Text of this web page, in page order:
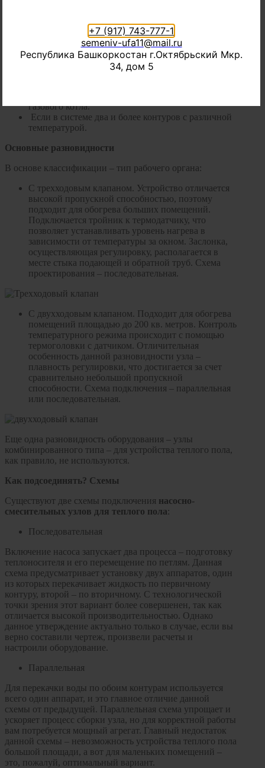
Три случая, когда монтаж насосно-смесительного узла
необходим:
Теплый пол подключается к системе центрального
газового котла.
Если в системе два и более контуров с различной
температурой.
Основные разновидности
В основе классификации – тип рабочего органа:
С трехходовым клапаном. Устройство отличается
высокой пропускной способностью, поэтому
подходит для обогрева больших помещений.
Подключается тройник к термодатчику, что
позволяет устанавливать уровень нагрева в
зависимости от температуры за окном. Заслонка,
осуществляющая регулировку, располагается в
месте стыка подающей и обратной труб. Схема
проектирования – последовательная.
С двухходовым клапаном. Подходит для обогрева
помещений площадью до 200 кв. метров. Контроль
температурного режима происходит с помощью
термоголовки с датчиком. Отличительная
особенность данной разновидности узла –
плавность регулировки, что достигается за счет
сравнительно небольшой пропускной
способности. Схема подключения – параллельная
или последовательная.
Еще одна разновидность оборудования – узлы
комбинированного типа – для устройства теплого пола,
как правило, не используются.
Как подсоединять? Схемы
Существуют две схемы подключения насосно-
смесительных узлов для теплого пола:
Последовательная
Включение насоса запускает два процесса – подготовку
теплоносителя и его перемещение по петлям. Данная
схема предусматривает установку двух аппаратов, один
из которых перекачивает жидкость по первичному
контуру, второй – по вторичному. С технологической
точки зрения этот вариант более совершенен, так как
отличается высокой производительностью. Однако
данное утверждение актуально только в случае, если вы
верно составили чертеж, произвели расчеты и
настроили оборудование.
Параллельная
Для перекачки воды по обоим контурам используется
всего один аппарат, и это главное отличие данной
схемы от предыдущей. Параллельная схема упрощает и
ускоряет процесс сборки узла, но для корректной работы
вам потребуется мощный агрегат. Главный недостаток
данной схемы – невозможность устройства теплого пола
большой площади, а вот для маленьких помещений –
это, пожалуй, оптимальный вариант.
+7 (917) 743-777-1
semeniv-ufa11@mail.ru
Республика Башкоркостан г.Октябрьский Мкр.
34, дом 5